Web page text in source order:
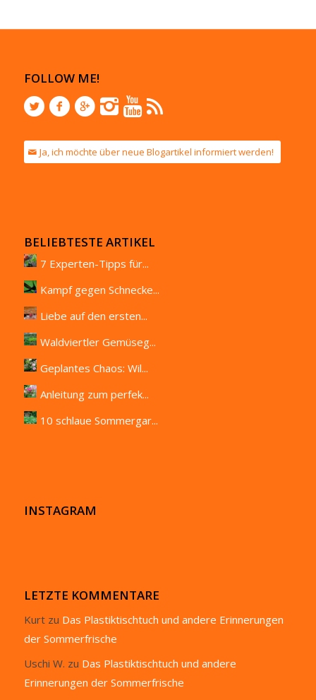
FOLLOW ME!
Ja, ich möchte über neue Blogartikel informiert werden!
BELIEBTESTE ARTIKEL
7 Experten-Tipps für...
Kampf gegen Schnecke...
Liebe auf den ersten...
Waldviertler Gemüseg...
Geplantes Chaos: Wil...
Anleitung zum perfek...
10 schlaue Sommergar...
INSTAGRAM
LETZTE KOMMENTARE
Kurtzu Das Plastiktischtuch und andere Erinnerungen
der Sommerfrische
Uschi W. zu Das Plastiktischtuch und andere
Erinnerungen der Sommerfrische